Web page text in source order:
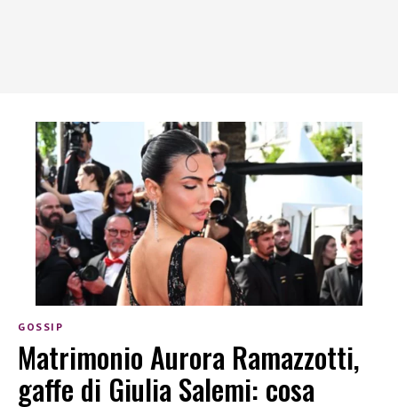
GOSSIP
Matrimonio Aurora Ramazzotti,
gaffe di Giulia Salemi: cosa